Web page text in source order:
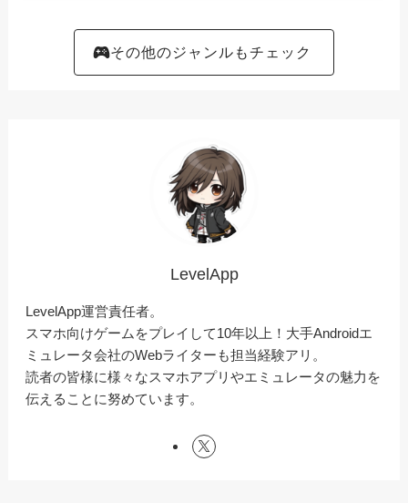
その他のジャンルもチェック
LevelApp
LevelApp運営責任者。
スマホ向けゲームをプレイして10年以上！大手Androidエ
ミュレータ会社のWebライターも担当経験アリ。
読者の皆様に様々なスマホアプリやエミュレータの魅力を
伝えることに努めています。